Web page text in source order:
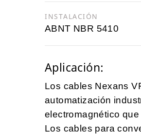
INSTALACIÓN
ABNT NBR 5410
Aplicación:
Los cables Nexans
automatización
electromagnético
Los cables para